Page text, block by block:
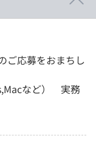
ご応募をおまちし
など） 実務